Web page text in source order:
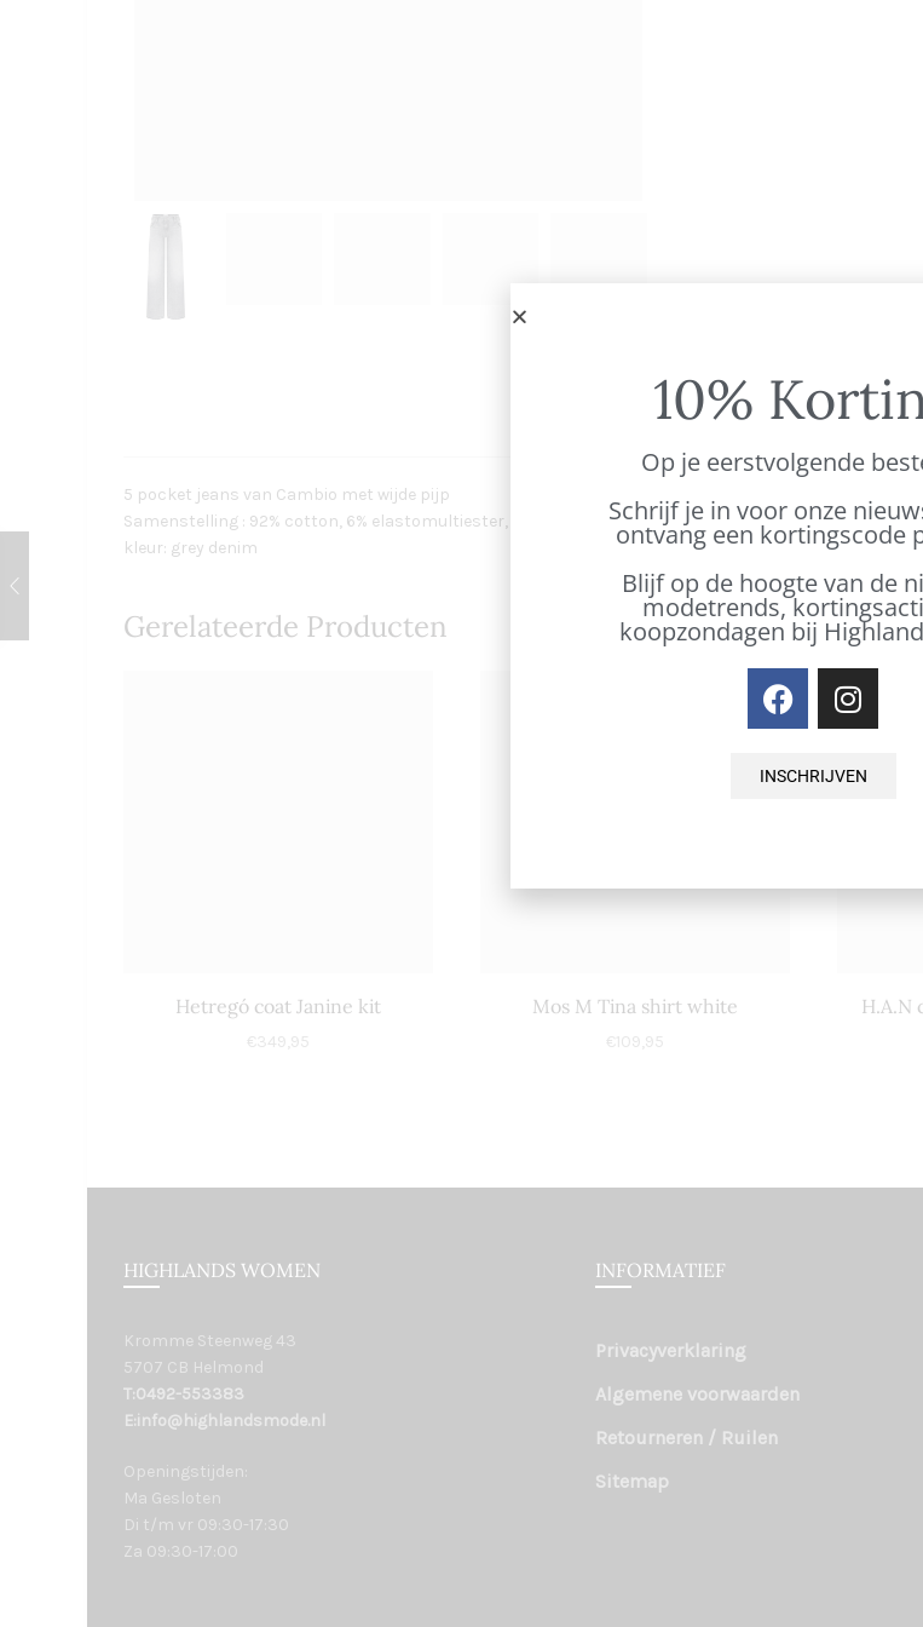
AANVULLENDE
5 pocket jeans van Cambio met wijde pijp
Samenstelling : 92% cotton, 6% elastomultiester, 2% elastane
kleur: grey denim
Gerelateerde Producten
Hetregó coat Janine kit
€ 349,95
Mos M Tina shirt white
€ 109,95
H.A.N
HIGHLANDS WOMEN
Kromme Steenweg 43
5707 CB Helmond
T:0492-553383
E:info@highlandsmode.nl
Openingstijden:
Ma Gesloten
Di t/m vr 09:30-17:30
Za 09:30-17:00
INFORMATIEF
Privacyverklaring
Algemene voorwaarden
Retourneren / Ruilen
Sitemap
10%
Op je eerstvolgende
Schrijf je in voor onze
ontvang een kortingscode
Blijf op de hoogte van de
modetrends,
koopzondagen bij
INSCHRIJVEN